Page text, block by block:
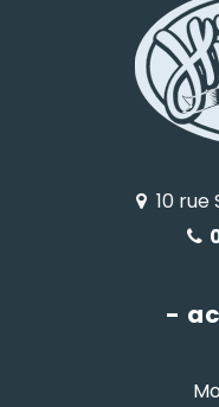
10 rue
-